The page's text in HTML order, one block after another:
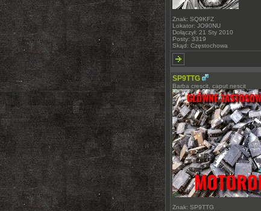
Znak: SQ9KFZ
Lokator: JO90NU
Dołączył: 21 Sty 2010
Posty: 3319
Skąd: Częstochowa
SP9TTG
Barba crescit, caput nescit
Znak: SP9TTG